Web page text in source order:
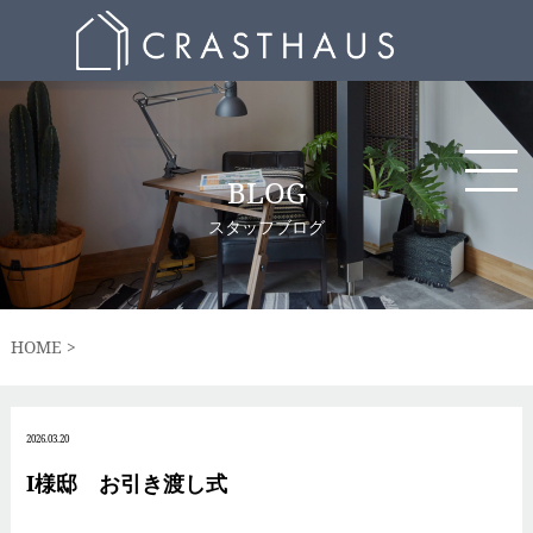
BLOG
スタッフブログ
HOME
2026.03.20
I様邸 お引き渡し式